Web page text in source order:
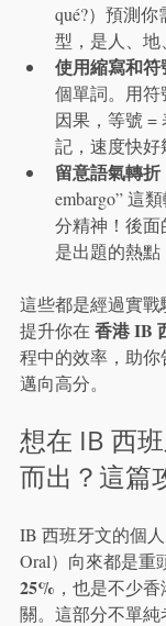
qué?）預測
型，是人、地
使用縮寫和符
個單詞。用
因果，等號 =
記，速度快好
留意語氣轉折
embargo” 這
分精神！後面
是出題的熱點
這些都是經過實
提升你在 香港 IB
程中的效率，助
邁向高分。
想在 IB 西
而出？這篇
IB 西班牙文的個
Oral）向來都是重
25% ，也是不少
關。這部分不單純